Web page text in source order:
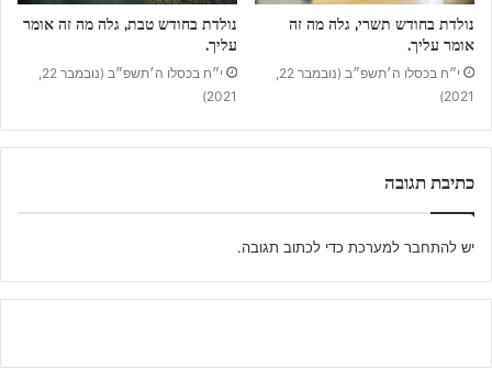
נולדת בחודש תשרי, גלה מה זה
אומר עליך.
2021)
נולדת בחודש טבת, גלה מה זה אומר
עליך.
2021)
כתיבת תגובה
יש להתחבר למערכת כדי לכתוב תגובה.